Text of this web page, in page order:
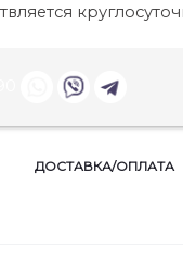
ДОСТАВКА/ОПЛАТА